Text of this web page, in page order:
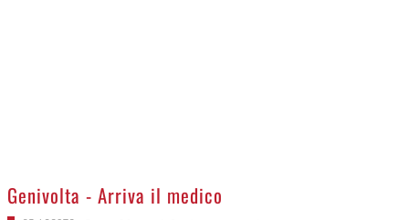
Genivolta - Arriva il medico